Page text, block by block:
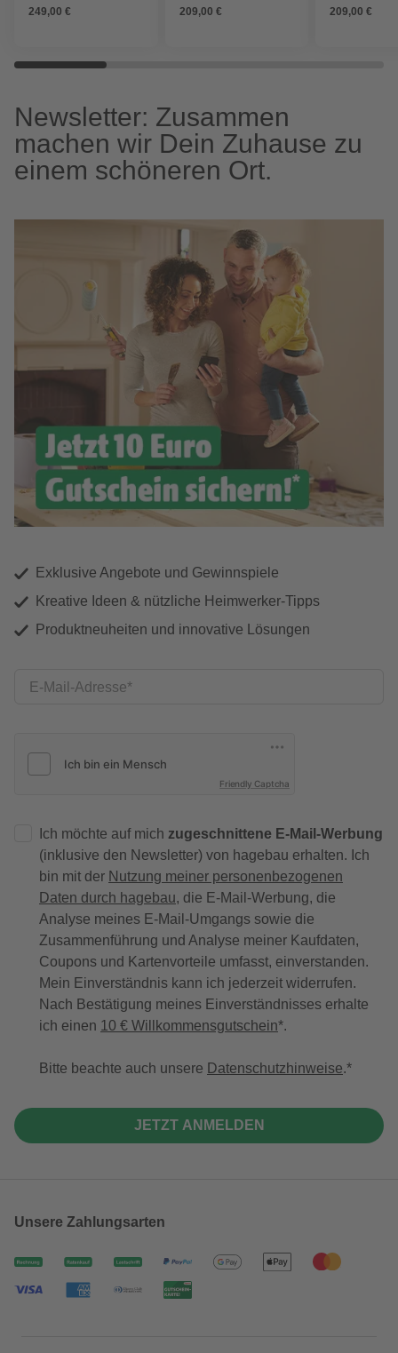
249,00 €
209,00 €
209,00 €
Newsletter: Zusammen
machen wir Dein Zuhause zu
einem schöneren Ort.
Exklusive Angebote und Gewinnspiele
Kreative Ideen & nützliche Heimwerker-Tipps
Produktneuheiten und innovative Lösungen
E-Mail-Adresse
Friendly Captcha
Ich möchte auf mich zugeschnittene E-Mail-Werbung
(inklusive den Newsletter) von hagebau erhalten. Ich
bin mit der Nutzung meiner personenbezogenen
Daten durch hagebau, die E-Mail-Werbung, die
Analyse meines E-Mail-Umgangs sowie die
Zusammenführung und Analyse meiner Kaufdaten,
Coupons und Kartenvorteile umfasst, einverstanden.
Mein Einverständnis kann ich jederzeit widerrufen.
Nach Bestätigung meines Einverständnisses erhalte
ich einen 10 € Willkommensgutschein*.
Bitte beachte auch unsere Datenschutzhinweise.
JETZT ANMELDEN
Unsere Zahlungsarten